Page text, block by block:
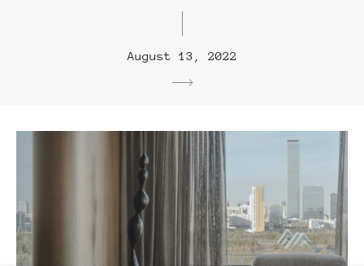
August 13, 2022